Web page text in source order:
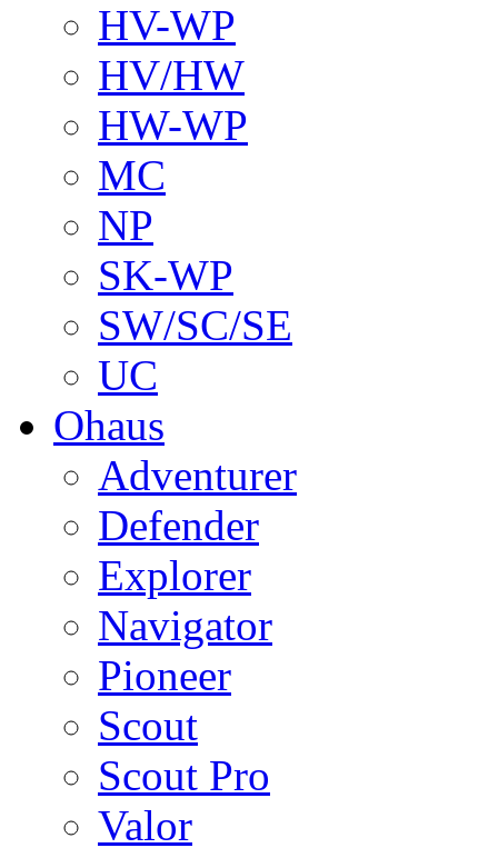
HV-WP
HV/HW
HW-WP
MC
NP
SK-WP
SW/SC/SE
UC
Ohaus
Adventurer
Defender
Explorer
Navigator
Pioneer
Scout
Scout Pro
Valor